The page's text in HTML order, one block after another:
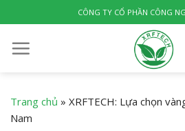
to
content
CÔNG TY CỔ PHẦN CÔNG
Trang chủ » XRFTECH: Lựa chọn
Nam